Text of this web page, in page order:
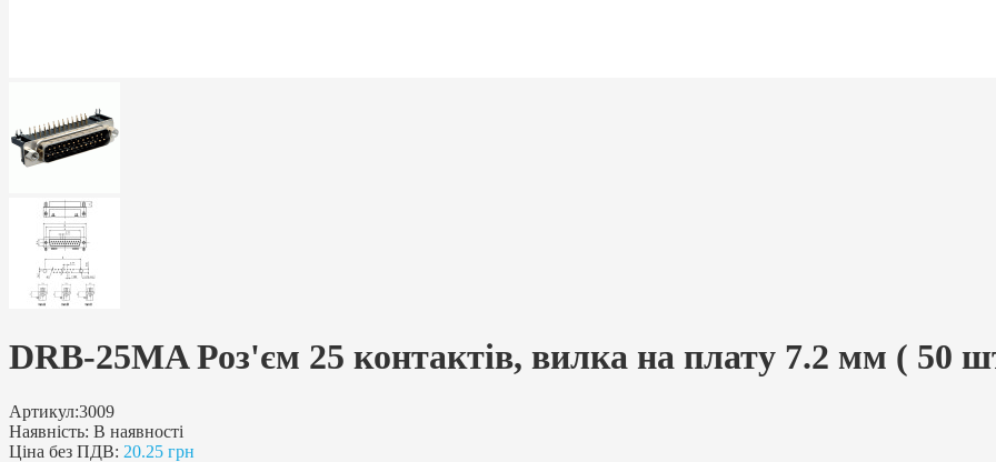
DRB-25MA Роз'єм 25 контактів, вилка на плату 7.2 мм ( 50
Артикул:3009
Наявність: В наявності
Ціна без ПДВ: 20.25 грн